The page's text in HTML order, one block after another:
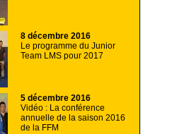
8 décembre 2016
Le programme du Junior
Team LMS pour 2017
5 décembre 2016
Vidéo : La conférence
annuelle de la saison 2016
de la FFM